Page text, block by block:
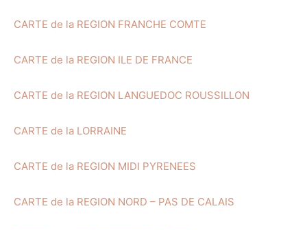
CARTE de la REGION FRANCHE COMTE
CARTE de la REGION ILE DE FRANCE
CARTE de la REGION LANGUEDOC ROUSSILLON
CARTE de la LORRAINE
CARTE de la REGION MIDI PYRENEES
CARTE de la REGION NORD – PAS DE CALAIS